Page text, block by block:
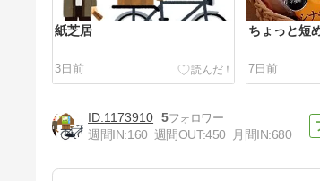
紙芝居
3日前
ちょっと短
7日前
1173910 5
週間IN:160 週間OUT:450 月間IN:680